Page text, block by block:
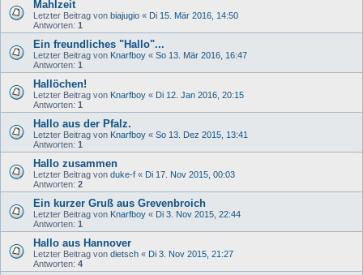
Mahlzeit
Letzter Beitrag von biajugio « Di 15. Mär 2016, 14:50
Antworten: 1
Ein freundliches "Hallo"...
Letzter Beitrag von Knarfboy « So 13. Mär 2016, 16:47
Antworten: 1
Hallöchen!
Letzter Beitrag von Knarfboy « Di 12. Jan 2016, 20:15
Antworten: 1
Hallo aus der Pfalz.
Letzter Beitrag von Knarfboy « So 13. Dez 2015, 13:41
Antworten: 1
Hallo zusammen
Letzter Beitrag von duke-f « Di 17. Nov 2015, 00:03
Antworten: 2
Ein kurzer Gruß aus Grevenbroich
Letzter Beitrag von Knarfboy « Di 3. Nov 2015, 22:44
Antworten: 1
Hallo aus Hannover
Letzter Beitrag von dietsch « Di 3. Nov 2015, 21:27
Antworten: 4